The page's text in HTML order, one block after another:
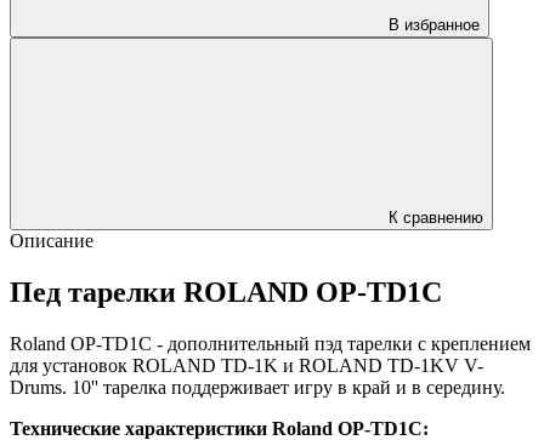
В избранное
К сравнению
Описание
Пед тарелки ROLAND OP-TD1C
Roland OP-TD1C - дополнительный пэд тарелки с креплением
для установок ROLAND TD-1K и ROLAND TD-1KV V-
Drums. 10'' тарелка поддерживает игру в край и в середину.
Технические характеристики Roland OP-TD1C: